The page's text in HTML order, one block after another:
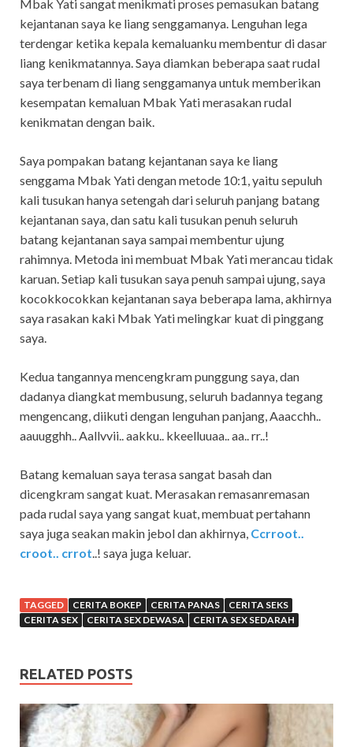
Mbak Yati sangat menikmati proses pemasukan batang
kejantanan saya ke liang senggamanya. Lenguhan lega
terdengar ketika kepala kemaluanku membentur di dasar
liang kenikmatannya. Saya diamkan beberapa saat rudal
saya terbenam di liang senggamanya untuk memberikan
kesempatan kemaluan Mbak Yati merasakan rudal
kenikmatan dengan baik.
Saya pompakan batang kejantanan saya ke liang
senggama Mbak Yati dengan metode 10:1, yaitu sepuluh
kali tusukan hanya setengah dari seluruh panjang batang
kejantanan saya, dan satu kali tusukan penuh seluruh
batang kejantanan saya sampai membentur ujung
rahimnya. Metoda ini membuat Mbak Yati merancau tidak
karuan. Setiap kali tusukan saya penuh sampai ujung, saya
kocokkocokkan kejantanan saya beberapa lama, akhirnya
saya rasakan kaki Mbak Yati melingkar kuat di pinggang
saya.
Kedua tangannya mencengkram punggung saya, dan
dadanya diangkat membusung, seluruh badannya tegang
mengencang, diikuti dengan lenguhan panjang, Aaacchh..
aauugghh.. Aallvvii.. aakku.. kkeelluuaa.. aa.. rr..!
Batang kemaluan saya terasa sangat basah dan
dicengkram sangat kuat. Merasakan remasanremasan
pada rudal saya yang sangat kuat, membuat pertahann
saya juga seakan makin jebol dan akhirnya, Ccrroot..
croot.. crrot ..! saya juga keluar.
TAGGED CERITA BOKEP CERITA PANAS
CERITA SEKS
CERITA SEX
CERITA SEX DEWASA CERITA SEX SEDARAH
RELATED POSTS